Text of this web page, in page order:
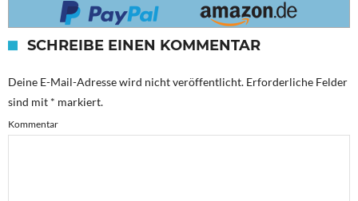
SCHREIBE EINEN KOMMENTAR
Deine E-Mail-Adresse wird nicht veröffentlicht. Erforderliche Felder
sind mit * markiert.
Kommentar